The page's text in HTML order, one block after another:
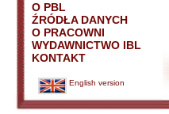
O PBL
ŹRÓDŁA DANYCH
O PRACOWNI
WYDAWNICTWO IBL
KONTAKT
English version